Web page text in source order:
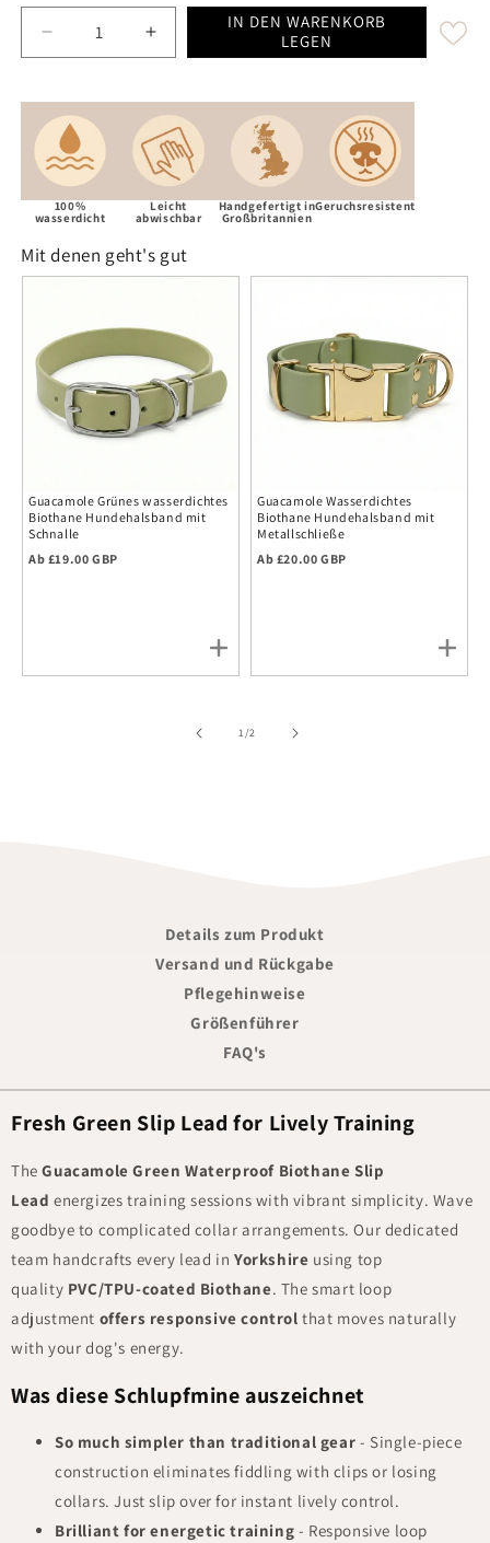
Decrease quantity for Guacamole Waterproof
Increase quantity for Guacamole
IN DEN WARENKORB
LEGEN
100%
wasserdicht
Leicht
abwischbar
Handgefertigt in
Großbritannien
Geruchsresistent
Mit denen geht's gut
Guacamole Grünes wasserdichtes
Biothane Hundehalsband mit
Schnalle
Regulärer Preis
Ab £19.00 GBP
Guacamole Wasserdichtes
Biothane Hundehalsband mit
Metallschließe
Regulärer Preis
Ab £20.00 GBP
1/von
2
Details zum Produkt
Versand und Rückgabe
Pflegehinweise
Größenführer
FAQ's
Fresh Green Slip Lead for Lively Training
The Guacamole Green Waterproof Biothane Slip
Lead energizes training sessions with vibrant simplicity. Wave
goodbye to complicated collar arrangements. Our dedicated
team handcrafts every lead in Yorkshire using top
quality PVC/TPU-coated Biothane. The smart loop
adjustment offers responsive control that moves naturally
with your dog's energy.
Was diese Schlupfmine auszeichnet
So much simpler than traditional gear - Single-piece
construction eliminates fiddling with clips or losing
collars. Just slip over for instant lively control.
Brilliant for energetic training - Responsive loop